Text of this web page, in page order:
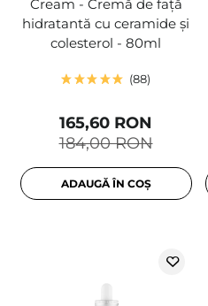
Cream - Cremă de față
hidratantă cu ceramide și
colesterol - 80ml
88
184,00 RON
165,60 RON
ADAUGĂ ÎN COȘ